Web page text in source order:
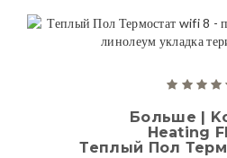
Больше |
Heating
Теплый Пол